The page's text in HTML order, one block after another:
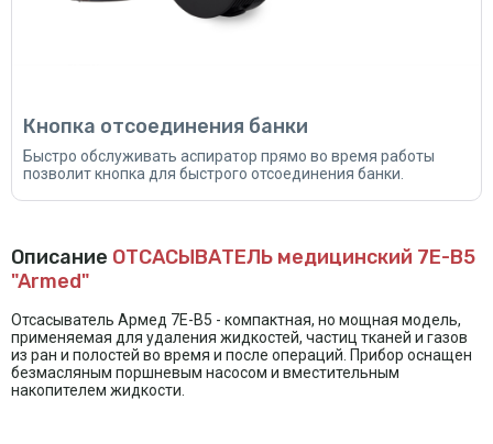
Кнопка отсоединения банки
Быстро обслуживать аспиратор прямо во время работы
позволит кнопка для быстрого отсоединения банки.
Описание ОТСАСЫВАТЕЛЬ медицинский 7E-B5
"Armed"
Отсасыватель Армед 7Е-В5 - компактная, но мощная модель,
применяемая для удаления жидкостей, частиц тканей и газов
из ран и полостей во время и после операций. Прибор оснащен
безмасляным поршневым насосом и вместительным
накопителем жидкости.